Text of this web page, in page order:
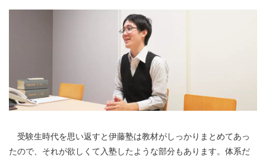
受験生時代を思い返すと伊藤塾は教材がしっかりまとめてあっ
たので、それが欲しくて入塾したような部分もあります。体系だ